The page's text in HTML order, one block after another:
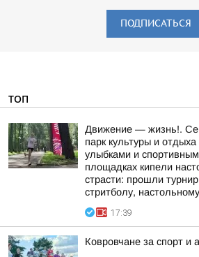
ПОДПИСАТЬСЯ
ТОП
Движение — жизнь!.
парк культуры и
улыбками и
площадках кипели
страсти: прошли
стритболу,
17:39
Ковровчане за спорт и